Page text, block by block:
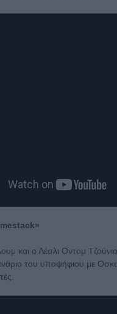
και ο Λέσλι Οντομ
του υποψήφιου με